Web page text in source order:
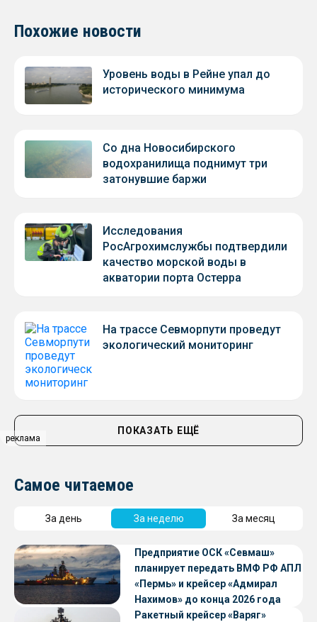
реклама
Похожие новости
Уровень воды в Рейне упал до
исторического минимума
Со дна Новосибирского
водохранилища поднимут три
затонувшие баржи
Исследования
РосАгрохимслужбы подтвердили
качество морской воды в
акватории порта Остерра
На трассе Севморпути проведут
экологический мониторинг
ПОКАЗАТЬ ЕЩЁ
Самое читаемое
За день За неделю За месяц
Предприятие ОСК «Севмаш»
планирует передать ВМФ РФ АПЛ
«Пермь» и крейсер «Адмирал
Нахимов» до конца 2026 года
Ракетный крейсер «Варяг»